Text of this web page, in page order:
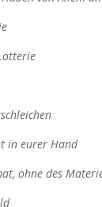
in eurer Hand
ohne des